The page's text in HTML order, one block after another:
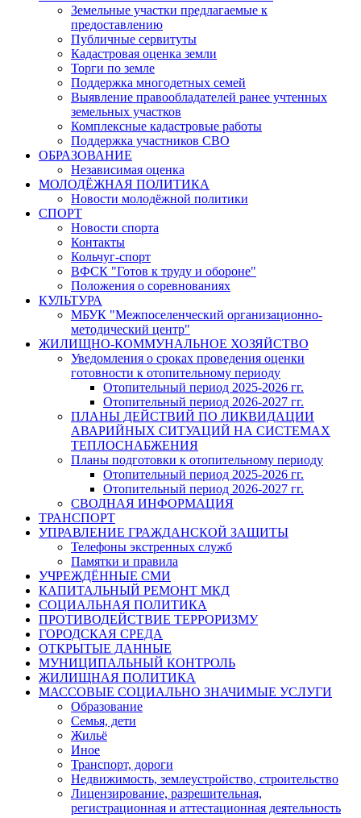
Земельные участки предлагаемые к
предоставлению
Публичные сервитуты
Кадастровая оценка земли
Торги по земле
Поддержка многодетных семей
Выявление правообладателей ранее учтенных
земельных участков
Комплексные кадастровые работы
Поддержка участников СВО
ОБРАЗОВАНИЕ
Независимая оценка
МОЛОДЁЖНАЯ ПОЛИТИКА
Новости молодёжной политики
СПОРТ
Новости спорта
Контакты
Кольчуг-спорт
ВФСК "Готов к труду и обороне"
Положения о соревнованиях
КУЛЬТУРА
МБУК "Межпоселенческий организационно-
методический центр"
ЖИЛИЩНО-КОММУНАЛЬНОЕ ХОЗЯЙСТВО
Уведомления о сроках проведения оценки
готовности к отопительному периоду
Отопительный период 2025-2026 гг.
Отопительный период 2026-2027 гг.
ПЛАНЫ ДЕЙСТВИЙ ПО ЛИКВИДАЦИИ
АВАРИЙНЫХ СИТУАЦИЙ НА СИСТЕМАХ
ТЕПЛОСНАБЖЕНИЯ
Планы подготовки к отопительному периоду
Отопительный период 2025-2026 гг.
Отопительный период 2026-2027 гг.
СВОДНАЯ ИНФОРМАЦИЯ
ТРАНСПОРТ
УПРАВЛЕНИЕ ГРАЖДАНСКОЙ ЗАЩИТЫ
Телефоны экстренных служб
Памятки и правила
УЧРЕЖДЁННЫЕ СМИ
КАПИТАЛЬНЫЙ РЕМОНТ МКД
СОЦИАЛЬНАЯ ПОЛИТИКА
ПРОТИВОДЕЙСТВИЕ ТЕРРОРИЗМУ
ГОРОДСКАЯ СРЕДА
ОТКРЫТЫЕ ДАННЫЕ
МУНИЦИПАЛЬНЫЙ КОНТРОЛЬ
ЖИЛИЩНАЯ ПОЛИТИКА
МАССОВЫЕ СОЦИАЛЬНО ЗНАЧИМЫЕ УСЛУГИ
Образование
Семья, дети
Жильё
Иное
Транспорт, дороги
Недвижимость, землеустройство, строительство
Лицензирование, разрешительная,
регистрационная и аттестационная деятельность